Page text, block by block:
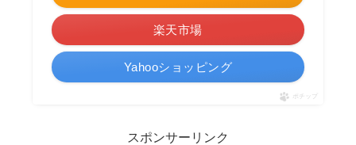
楽天市場
Yahooショッピング
ポチップ
スポンサーリンク